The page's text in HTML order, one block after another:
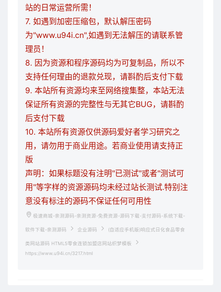
站的日常运营所需！
7. 如遇到加密压缩包，默认解压密码
为"www.u94i.cn",如遇到无法解压的请联系管
理员！
8. 因为资源和程序源码均为可复制品，所以不
支持任何理由的退款兑现，请斟酌后支付下载
9. 本站所有资源均来至网络搜集整，本站无法
保证所有资源的完整性与无其它BUG，请斟酌
后支付下载
10. 本站所有资源仅供源码爱好者学习研究之
用，请勿用于商业用途。若商业使用请支持正
版
声明：如果标题没有注明"已测试"或者"测试可
用"等字样的资源源码均未经过站长测试.特别注
意没有标注的源码不保证任何可用性
极速商城-亲测源码-亲测资源-免费资源-源码下载-支付源码-系统下载-
软件下载-亲测源码 企业源码 (自适应手机版)响应式日化食品零食
类网站源码 HTML5零食连锁加盟店网站织梦模板
https://www.u94i.cn/3217.html